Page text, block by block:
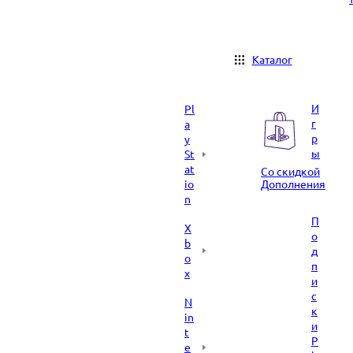
Каталог
Pl
a
y
St
at
io
n
X
b
o
x
N
in
t
e
И
г
р
ы
Со скидкой
Дополнения
П
о
д
п
и
с
к
и
P